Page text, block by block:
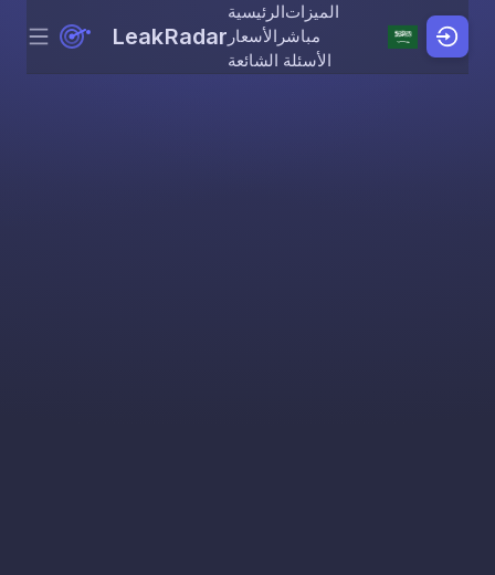
Skip to content
Menu LeakRadar
الرئيسيةالميزات
الأسعار مباشر
الأسئلة الشائعة